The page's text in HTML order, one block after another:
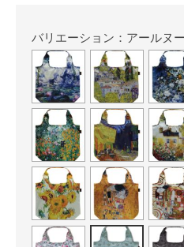
バリエーション：アールヌ